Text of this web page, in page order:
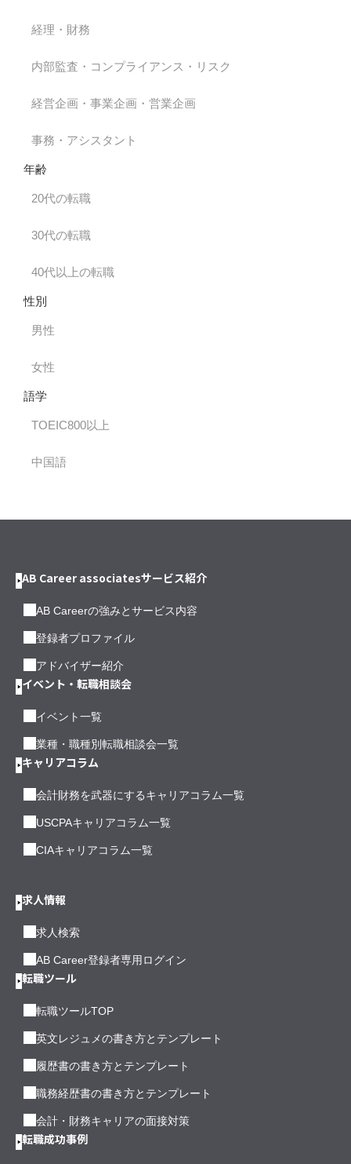
経理・財務
内部監査・コンプライアンス・リスク
経営企画・事業企画・営業企画
事務・アシスタント
年齢
20代の転職
30代の転職
40代以上の転職
性別
男性
女性
語学
TOEIC800以上
中国語
AB Career associatesサービス紹介
AB Careerの強みとサービス内容
登録者プロファイル
アドバイザー紹介
イベント・転職相談会
イベント一覧
業種・職種別転職相談会一覧
キャリアコラム
会計財務を武器にするキャリアコラム一覧
USCPAキャリアコラム一覧
CIAキャリアコラム一覧
求人情報
求人検索
AB Career登録者専用ログイン
転職ツール
転職ツールTOP
英文レジュメの書き方とテンプレート
履歴書の書き方とテンプレート
職務経歴書の書き方とテンプレート
会計・財務キャリアの面接対策
転職成功事例